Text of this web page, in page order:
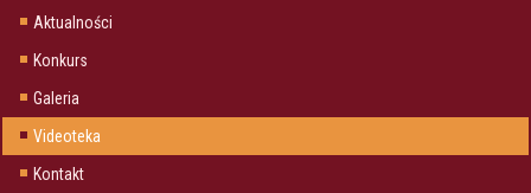
Aktualności
Konkurs
Galeria
Videoteka
Kontakt